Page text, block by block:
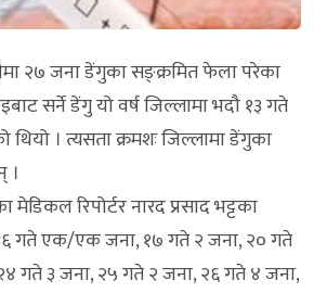
२७ जना डेंगुका सङ्क्रमित फेला परेका
सर्ने डेंगु यो वर्ष जिल्लामा भदौ १३ गते
। त्यसता क्रमशः जिल्लामा डेंगुका
।
रिपोर्टर नारद प्रसाद भट्टका
गते एक/एक जना, १७ गते २ जना, २० गते
गते ३ जना, २५ गते २ जना, २६ गते ४ जना,